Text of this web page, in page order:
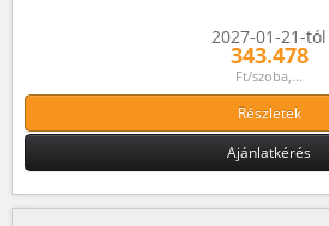
2027-01-21-tól
343.478
Ft/szoba,...
Részletek
Ajánlatkérés